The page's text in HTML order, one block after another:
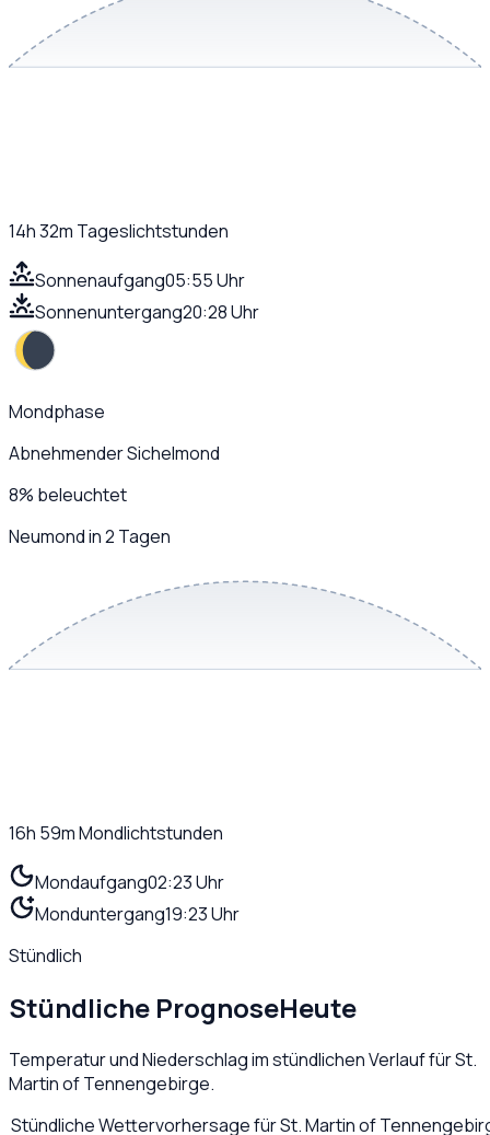
14h 32m Tageslichtstunden
Sonnenaufgang05:55 Uhr
Sonnenuntergang20:28 Uhr
Mondphase
Abnehmender Sichelmond
8% beleuchtet
Neumond in 2 Tagen
16h 59mMondlichtstunden
Mondaufgang02:23 Uhr
Monduntergang19:23 Uhr
Stündlich
Stündliche PrognoseHeute
Temperatur und Niederschlag im stündlichen Verlauf fürSt.
Martin of Tennengebirge.
Stündliche Wettervorhersage fürSt. Martin of